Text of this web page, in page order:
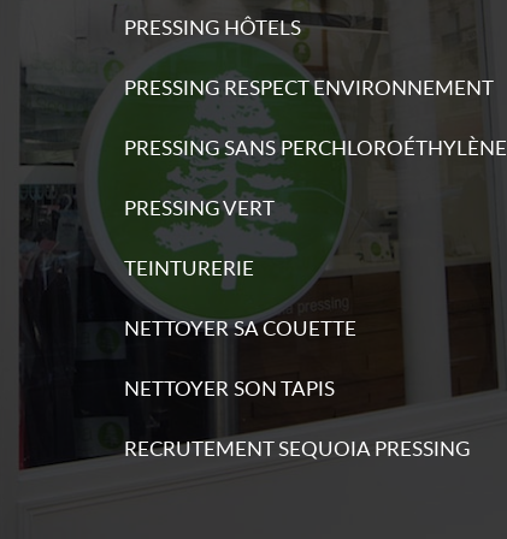
PRESSING HÔTELS
PRESSING RESPECT ENVIRONNEMENT
PRESSING SANS PERCHLOROÉTHYLÈNE
PRESSING VERT
TEINTURERIE
NETTOYER SA COUETTE
NETTOYER SON TAPIS
RECRUTEMENT SEQUOIA PRESSING